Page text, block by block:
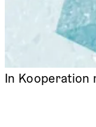
In Kooperation